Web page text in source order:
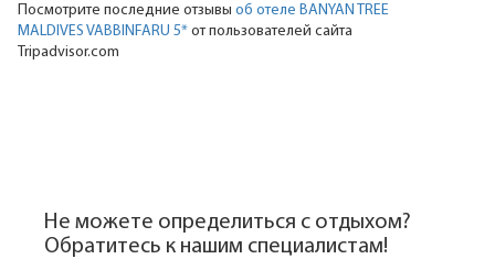
Посмотрите последние отзывы об отеле BANYAN TREE
MALDIVES VABBINFARU 5* от пользователей сайта
Tripadvisor.com
Не можете определиться с отдыхом?
Обратитесь к нашим специалистам!